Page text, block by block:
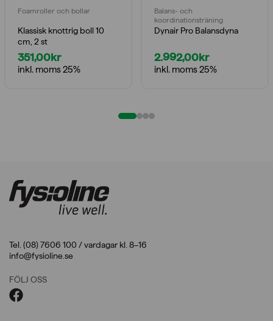
Foamroller och bollar
Klassisk knottrig boll 10
cm, 2 st
351,00kr
inkl. moms 25%
Balans- och
koordinationsträning
Dynair Pro Balansdyna
2.992,00kr
inkl. moms 25%
Tel. (08) 7606 100 / vardagar kl. 8–16
info@fysioline.se
FÖLJ OSS